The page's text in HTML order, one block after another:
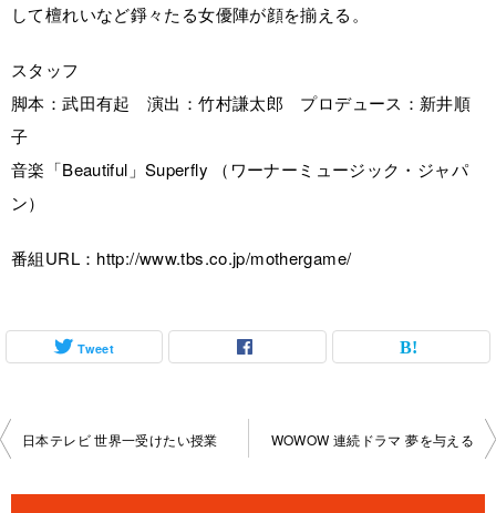
して檀れいなど錚々たる女優陣が顔を揃える。
スタッフ
脚本：武田有起 演出：竹村謙太郎 プロデュース：新井順
子
音楽「Beautiful」Superfly （ワーナーミュージック・ジャパ
ン）
番組URL：http://www.tbs.co.jp/mothergame/
Tweet
投
日本テレビ 世界一受けたい授業 WOWOW 連続ドラマ 夢を与える